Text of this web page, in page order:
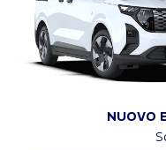
NUOVO